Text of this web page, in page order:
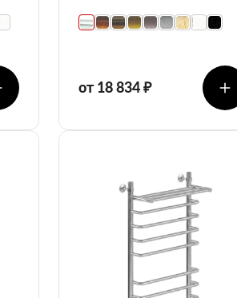
от 18 834 ₽